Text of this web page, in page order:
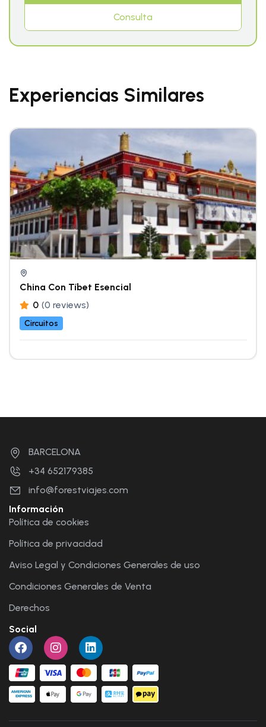
Consulta
Experiencias Similares
China Con Tíbet Esencial
0 (0 reviews)
Circuitos
BARCELONA
+34 652179385
info@forestviajes.com
Información
Política de cookies
Política de privacidad
Aviso Legal y Condiciones Generales de uso
Condiciones Generales de Venta
Derechos
Social